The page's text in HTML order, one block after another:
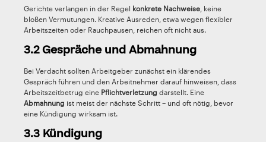
Gerichte verlangen in der Regel konkrete Nachweise , keine
bloßen Vermutungen. Kreative Ausreden, etwa wegen flexibler
Arbeitszeiten oder Rauchpausen, reichen oft nicht aus.
3.2 Gespräche und Abmahnung
Bei Verdacht sollten Arbeitgeber zunächst ein klärendes
Gespräch führen und den Arbeitnehmer darauf hinweisen, dass
Arbeitszeitbetrug eine Pflichtverletzung darstellt. Eine
Abmahnung ist meist der nächste Schritt – und oft nötig, bevor
eine Kündigung wirksam ist.
3.3 Kündigung